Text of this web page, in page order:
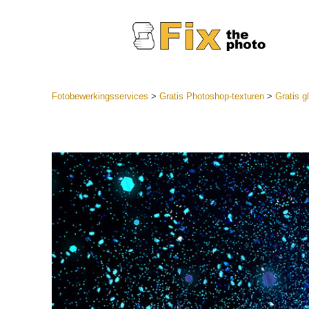
collecties
Mobiele
Fotobewerkingsservices > Gratis Photoshop-texturen> Gratis